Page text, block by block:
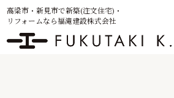
高梁市・新見市で新築(注文住宅)・
リフォームなら福滝建設株式会社